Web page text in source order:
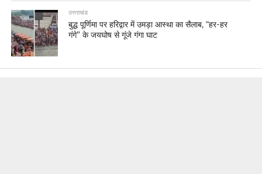
उत्तराखंड
बुद्ध पूर्णिमा पर हरिद्वार में उमड़ा आस्था का सैलाब, “हर-हर
गंगे” के जयघोष से गूंजे गंगा घाट